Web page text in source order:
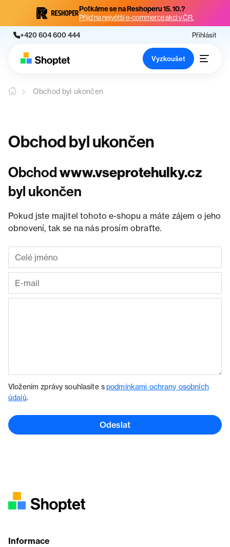
Potkáme se na Reshoperu 15. 10.?
Přijď na největší e-commerce akci v ČR.
+420 604 600 444 Přihlásit
Vyzkoušet
Obchod byl ukončen
Obchod byl ukončen
Obchodwww.vseprotehulky.cz
byl ukončen
Pokud jste majitel tohoto e-shopu a máte zájem o jeho
obnovení, tak se na nás prosím obraťte.
Vložením zprávy souhlasíte spodmínkami ochrany osobních
údajů.
Odeslat
Informace